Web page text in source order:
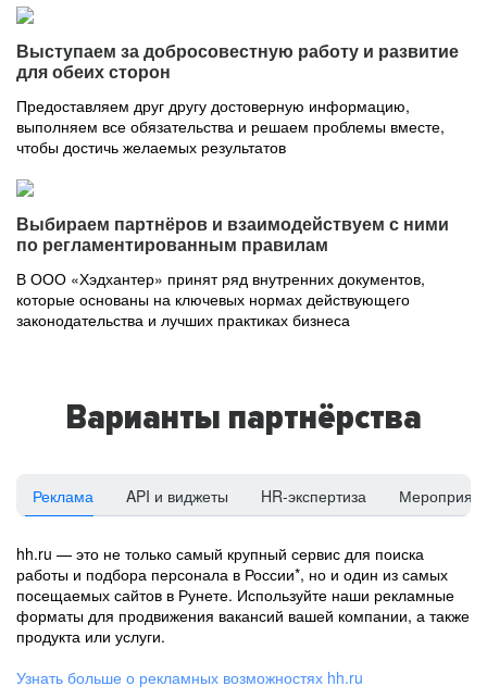
Выступаем за добросовестную работу и развитие
для обеих сторон
Предоставляем друг другу достоверную информацию,
выполняем все обязательства и решаем проблемы вместе,
чтобы достичь желаемых результатов
Выбираем партнёров и взаимодействуем с ними
по регламентированным правилам
В ООО «Хэдхантер» принят ряд внутренних документов,
которые основаны на ключевых нормах действующего
законодательства и лучших практиках бизнеса
Варианты партнёрства
Реклама API и виджеты HR-экспертиза
hh.ru — это не только самый крупный сервис для поиска
работы и подбора персонала в России*, но и один из самых
посещаемых сайтов в Рунете. Используйте наши рекламные
форматы для продвижения вакансий вашей компании, а также
продукта или услуги.
Узнать больше о рекламных возможностях hh.ru